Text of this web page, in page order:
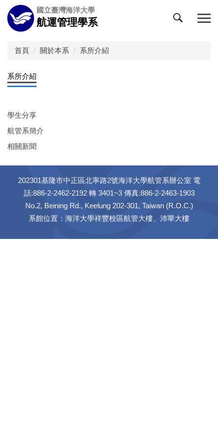
跳
到
主
區
國立臺灣海洋大學
航運管理學系
首頁 關於本系 系所介紹
系所介紹
學生分享
航管系簡介
相關新聞
202301基隆市中正區北寧路2號海洋大學航管系辦公室 電
話:886-2-2462-2192 轉 3401~3 傳真:886-2-2463-1903
No.2, Beining Rd., Keelung 202-301, Taiwan (R.O.C.)
系館位置：海洋大學祥豐校區航管大樓、沛華大樓